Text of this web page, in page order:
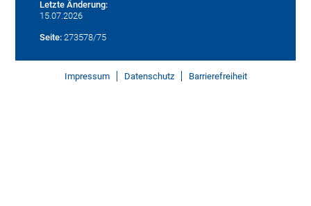
Letzte Änderung:
15.07.2026
Seite: 273578/75
Impressum Datenschutz Barrierefreiheit